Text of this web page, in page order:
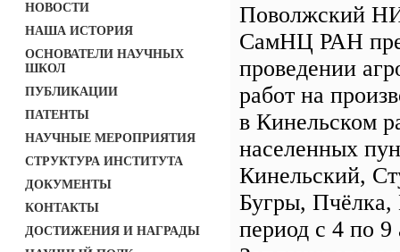
НОВОСТИ
НАША ИСТОРИЯ
ОСНОВАТЕЛИ НАУЧНЫХ
ШКОЛ
ПУБЛИКАЦИИ
ПАТЕНТЫ
НАУЧНЫЕ МЕРОПРИЯТИЯ
СТРУКТУРА ИНСТИТУТА
ДОКУМЕНТЫ
КОНТАКТЫ
ДОСТИЖЕНИЯ И НАГРАДЫ
Поволжский
СамНЦ РАН
проведении
работ на
в Кинельском
населенных
Кинельский,
Бугры,
период с 4 по 9